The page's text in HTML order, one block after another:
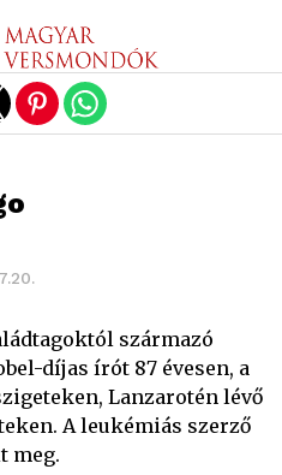
származó
díjas írót 87 évesen, a
Lanzarotén lévő
A leukémiás szerző
meg.
version